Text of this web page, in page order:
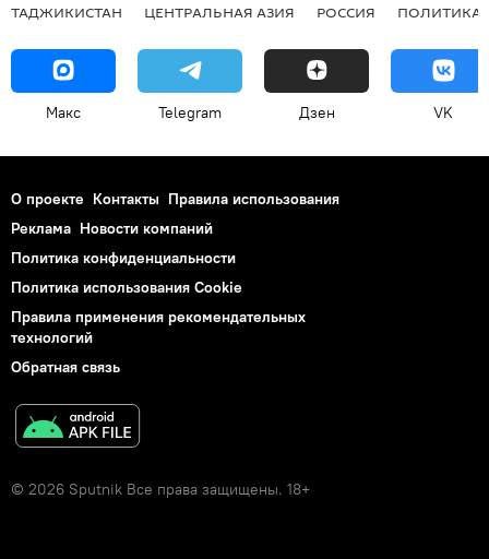
ТАДЖИКИСТАН ЦЕНТРАЛЬНАЯ АЗИЯ РОССИЯ ПОЛИТИКА
Макс Telegram Дзен VK
О проекте Контакты Правила использования
Реклама Новости компаний
Политика конфиденциальности
Политика использования Cookie
Правила применения рекомендательных
технологий
Обратная связь
© 2026 Sputnik Все права защищены. 18+